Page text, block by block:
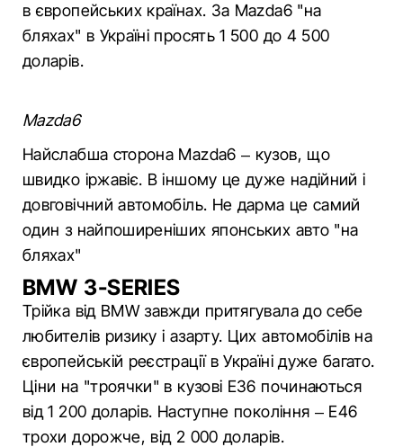
в європейських країнах. За Mazda6 "на
бляхах" в Україні просять 1 500 до 4 500
доларів.
Mazda6
Найслабша сторона Mazda6 – кузов, що
швидко іржавіє. В іншому це дуже надійний і
довговічний автомобіль. Не дарма це самий
один з найпоширеніших японських авто "на
бляхах"
BMW 3-SERIES
Трійка від BMW завжди притягувала до себе
любителів ризику і азарту. Цих автомобілів на
європейській реєстрації в Україні дуже багато.
Ціни на "троячки" в кузові Е36 починаються
від 1 200 доларів. Наступне покоління – Е46
трохи дорожче, від 2 000 доларів.